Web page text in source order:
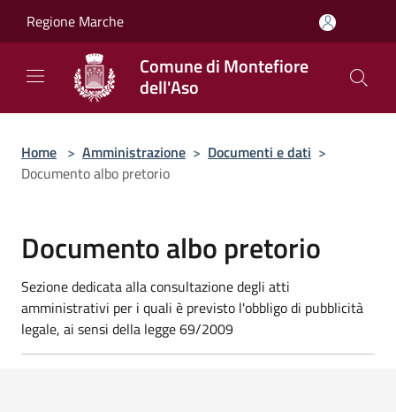
Regione Marche
Comune di Montefiore
dell'Aso
Home > Amministrazione > Documenti e dati >
Documento albo pretorio
Documento albo pretorio
Sezione dedicata alla consultazione degli atti
amministrativi per i quali è previsto l'obbligo di pubblicità
legale, ai sensi della legge 69/2009